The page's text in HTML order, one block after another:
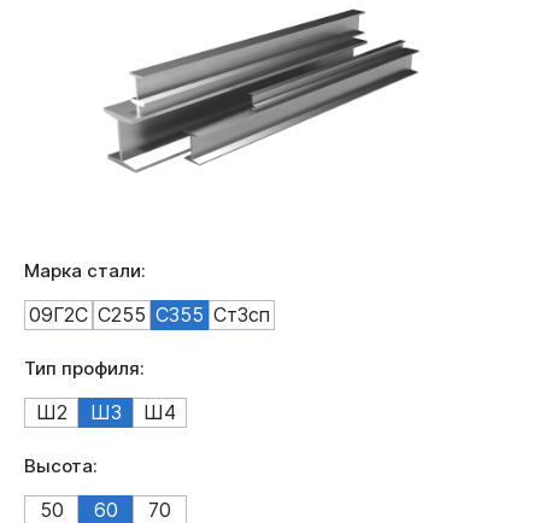
Марка стали:
09Г2С С255 С355 Ст3сп
Тип профиля:
Ш2 Ш3 Ш4
Высота:
50 60 70